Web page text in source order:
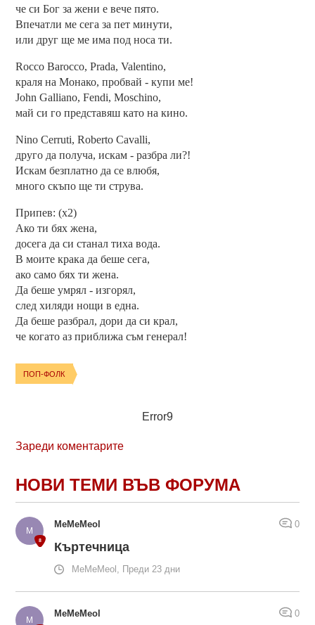
че си Бог за жени е вече пято.
Впечатли ме сега за пет минути,
или друг ще ме има под носа ти.
Rocco Barocco, Prada, Valentino,
краля на Монако, пробвай - купи ме!
John Galliano, Fendi, Moschino,
май си го представяш като на кино.
Nino Cerruti, Roberto Cavalli,
друго да получа, искам - разбра ли?!
Искам безплатно да се влюбя,
много скъпо ще ти струва.
Припев: (x2)
Ако ти бях жена,
досега да си станал тиха вода.
В моите крака да беше сега,
ако само бях ти жена.
Да беше умрял - изгорял,
след хиляди нощи в една.
Да беше разбрал, дори да си крал,
че когато аз приближа съм генерал!
ПОП-ФОЛК
Error9
Зареди коментарите
НОВИ ТЕМИ ВЪВ ФОРУМА
MeMeMeol 0
Къртечница
MeMeMeol, Преди 23 дни
MeMeMeol 0